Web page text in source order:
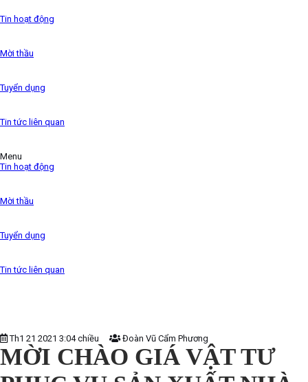
the 1500s,
Tin hoạt động
Mời thầu
Tuyển dụng
Tin tức liên quan
Menu
Tin hoạt động
Mời thầu
Tuyển dụng
Tin tức liên quan
Th1 21 2021 3:04 chiều Đoàn Vũ Cẩm Phương
MỜI CHÀO GIÁ VẬT TƯ